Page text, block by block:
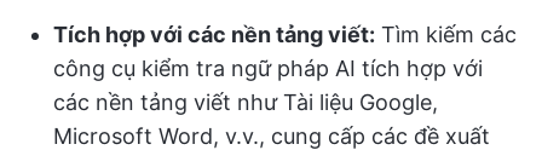
Tích hợp với các nền tảng viết: Tìm kiếm các
công cụ kiểm tra ngữ pháp AI tích hợp với
các nền tảng viết như Tài liệu Google,
Microsoft Word, v.v., cung cấp các đề xuất